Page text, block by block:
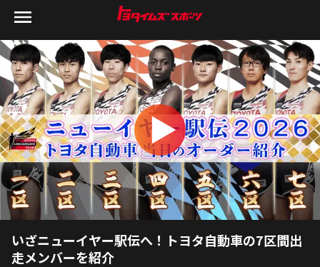
いざニューイヤー駅伝へ！トヨタ自動車の7区間出
走メンバーを紹介